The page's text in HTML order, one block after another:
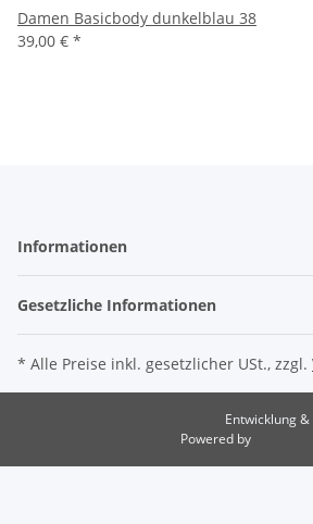
Damen Basicbody dunkelblau 38
39,00 € *
Informationen
Gesetzliche Informationen
* Alle Preise inkl. gesetzlicher USt., zzgl.
Entwicklung
Powered by